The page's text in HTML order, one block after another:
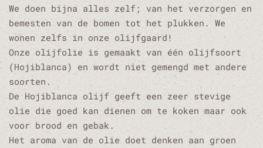
We doen bijna alles zelf; van het verzorgen en
bemesten van de bomen tot het plukken. We
wonen zelfs in onze olijfgaard!
Onze olijfolie is gemaakt van één olijfsoort
(Hojiblanca) en wordt niet gemengd met andere
soorten.
De Hojiblanca olijf geeft een zeer stevige
olie die goed kan dienen om te koken maar ook
voor brood en gebak.
Het aroma van de olie doet denken aan groen